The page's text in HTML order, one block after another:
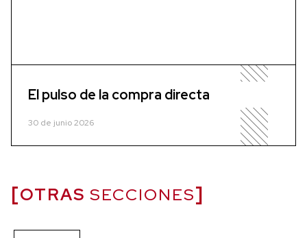
El pulso de la compra directa
30 de junio 2026
OTRAS SECCIONES